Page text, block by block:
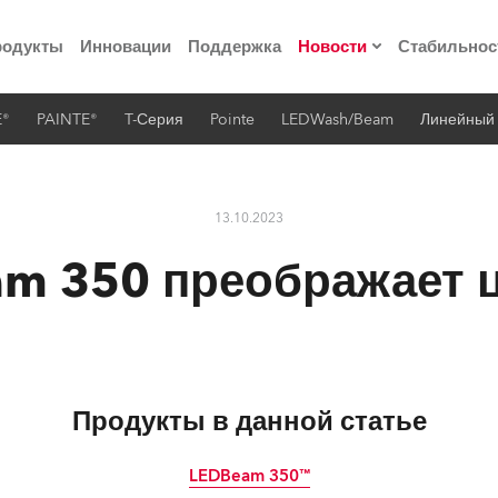
технологий» Robe
Инновации Поддержка Новости
Пресс-релизы
PAINTE® T-Серия Pointe LEDWash/Beam Линейный
13.10.2023
350 преображает
Продукты в данной статье
LEDBeam 350™